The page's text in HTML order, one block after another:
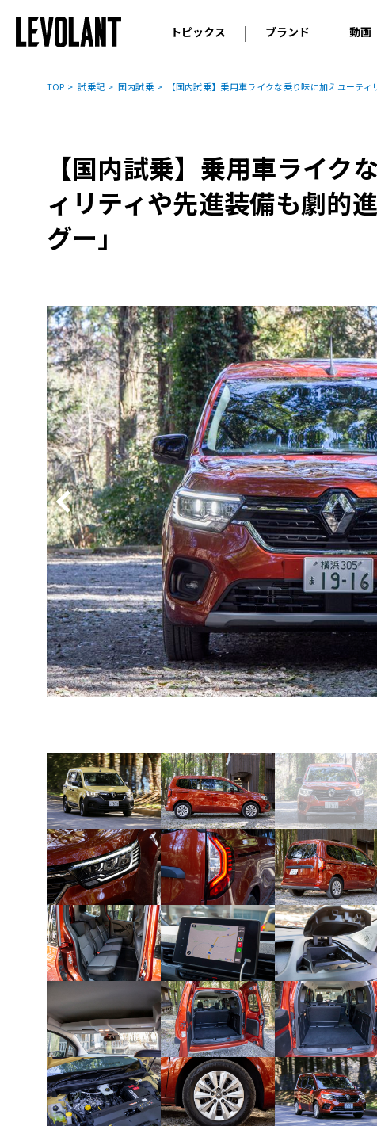
トピックス
ニュース
コラム
ブランド
輸入車 アウディ
プジョー
アルファ・
ランボルギ
ボルボ
ジープ
BYD
その他
国産車 レクサス
ホンダ
三菱
光岡
その他
動画
オリ
TOP 試乗記 国内試乗 【国内試乗】乗用車ライクな乗り味に加えユーテ
【国内試乗】乗用車ライク
ィリティや先進装備も劇的
グー」